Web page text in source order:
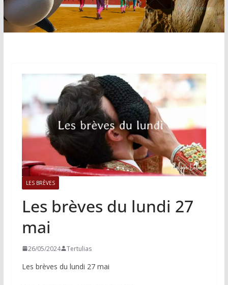
LES BRÈVES
Les brèves du lundi 27
mai
26/05/2024 Tertulias
Les brèves du lundi 27 mai